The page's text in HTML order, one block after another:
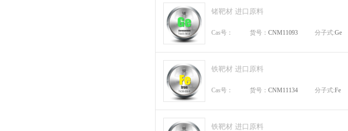
锗靶材 进口原料
Cas号： 货号： CNM11093 分子式:Ge
铁靶材 进口原料
Cas号： 货号： CNM11134 分子式:Fe
铁靶材 进口原料